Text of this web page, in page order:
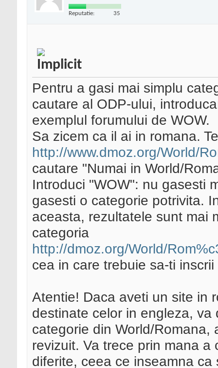
Reputatie: 35
Pentru a gasi mai simplu
cautare al ODP-ului,
exemplul forumului de WOW.
Sa zicem ca il ai in romana.
http://www.dmoz.org/World/
cautare "Numai in World/
Introduci "WOW": nu gasesti
gasesti o categorie potrivita.
aceasta, rezultatele sunt mai
categoria
http://dmoz.org/World/
cea in care trebuie sa-ti
Atentie! Daca aveti un site in
destinate celor in engleza,
categorie din World/
revizuit. Va trece prin mana
diferite, ceea ce inseamna